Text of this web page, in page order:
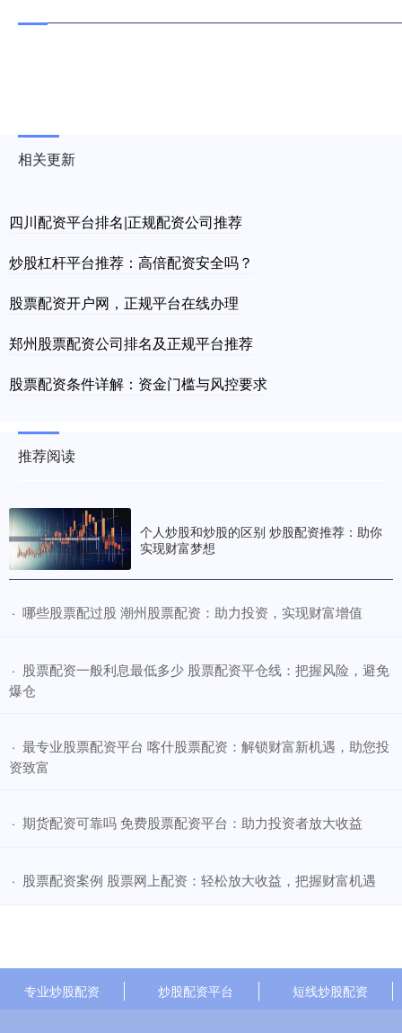
相关更新
四川配资平台排名|正规配资公司推荐
炒股杠杆平台推荐：高倍配资安全吗？
股票配资开户网，正规平台在线办理
郑州股票配资公司排名及正规平台推荐
股票配资条件详解：资金门槛与风控要求
推荐阅读
个人炒股和炒股的区别 炒股配资推荐：助你
实现财富梦想
· ​哪些股票配过股 潮州股票配资：助力投资，实现财富增值
· ​股票配资一般利息最低多少 股票配资平仓线：把握风险，避免
爆仓
· ​最专业股票配资平台 喀什股票配资：解锁财富新机遇，助您投
资致富
· ​期货配资可靠吗 免费股票配资平台：助力投资者放大收益
· ​股票配资案例 股票网上配资：轻松放大收益，把握财富机遇
专业炒股配资 炒股配资平台 短线炒股配资